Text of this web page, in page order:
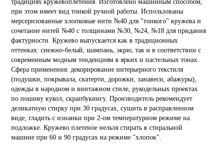
традициях кружевоплетения. Изготовлено машинным способом,
при этом имеет вид тонкой ручной работы. Использованы
мерсеризованные хлопковые нити №40 для "тонкого" кружева и
сочетание нитей №40 с толщинами №30, №24, №18 для придания
фактурности. Кружево выпускается как в традиционных
оттенках: снежно-белый, шампань, экрю, так и в соответствии с
современным модным тенденциям в ярких и пастельных тонах.
Сфера применения: декорирование интерьерного текстиля
(подушки, покрывала, скатерти, дорожки, занавеси, абажуры),
одежды в народном и винтажном стиле, рукодельных проектах
по пошиву кукол, скрапбукингу. Производитель рекомендует
деликатную стирку при 30 градусах, сушить в расправленном
виде, гладить с изнанки при 2-ом температурном режиме на
подложке. Кружево плетеное нельзя стирать в стиральной
машине при 60 и 90 градусах на режиме "хлопок".